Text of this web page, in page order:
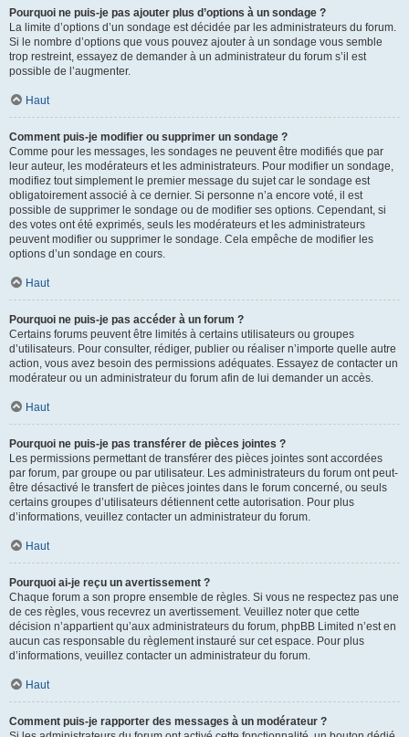
Pourquoi ne puis-je pas ajouter plus d’options à un sondage ?
La limite d’options d’un sondage est décidée par les administrateurs du forum.
Si le nombre d’options que vous pouvez ajouter à un sondage vous semble
trop restreint, essayez de demander à un administrateur du forum s’il est
possible de l’augmenter.
Haut
Comment puis-je modifier ou supprimer un sondage ?
Comme pour les messages, les sondages ne peuvent être modifiés que par
leur auteur, les modérateurs et les administrateurs. Pour modifier un sondage,
modifiez tout simplement le premier message du sujet car le sondage est
obligatoirement associé à ce dernier. Si personne n’a encore voté, il est
possible de supprimer le sondage ou de modifier ses options. Cependant, si
des votes ont été exprimés, seuls les modérateurs et les administrateurs
peuvent modifier ou supprimer le sondage. Cela empêche de modifier les
options d’un sondage en cours.
Haut
Pourquoi ne puis-je pas accéder à un forum ?
Certains forums peuvent être limités à certains utilisateurs ou groupes
d’utilisateurs. Pour consulter, rédiger, publier ou réaliser n’importe quelle autre
action, vous avez besoin des permissions adéquates. Essayez de contacter un
modérateur ou un administrateur du forum afin de lui demander un accès.
Haut
Pourquoi ne puis-je pas transférer de pièces jointes ?
Les permissions permettant de transférer des pièces jointes sont accordées
par forum, par groupe ou par utilisateur. Les administrateurs du forum ont peut-
être désactivé le transfert de pièces jointes dans le forum concerné, ou seuls
certains groupes d’utilisateurs détiennent cette autorisation. Pour plus
d’informations, veuillez contacter un administrateur du forum.
Haut
Pourquoi ai-je reçu un avertissement ?
Chaque forum a son propre ensemble de règles. Si vous ne respectez pas une
de ces règles, vous recevrez un avertissement. Veuillez noter que cette
décision n’appartient qu’aux administrateurs du forum, phpBB Limited n’est en
aucun cas responsable du règlement instauré sur cet espace. Pour plus
d’informations, veuillez contacter un administrateur du forum.
Haut
Comment puis-je rapporter des messages à un modérateur ?